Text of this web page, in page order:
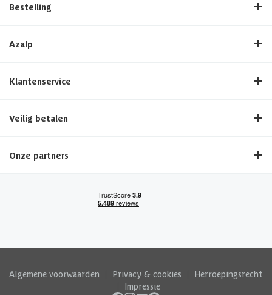
Bestelling
Azalp
Klantenservice
Veilig betalen
Onze partners
Algemene voorwaarden Privacy & cookies
Herroepingsrecht
Impressie